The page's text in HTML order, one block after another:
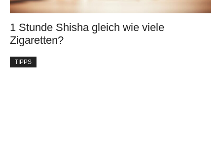
1 Stunde Shisha gleich wie viele
Zigaretten?
TIPPS